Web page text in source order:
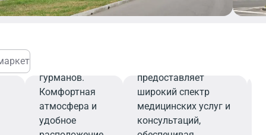
напитков,
гурманов.
Комфортная
атмосфера и
удобное
предоставляет
широкий спектр
медицинских услуг и
консультаций,